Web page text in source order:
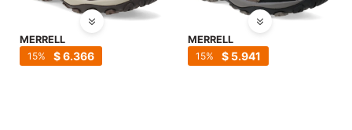
MERRELL
$6.366
15
MERRELL
$ 5.941
15